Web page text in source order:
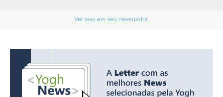
Ver isso em seu navegador.